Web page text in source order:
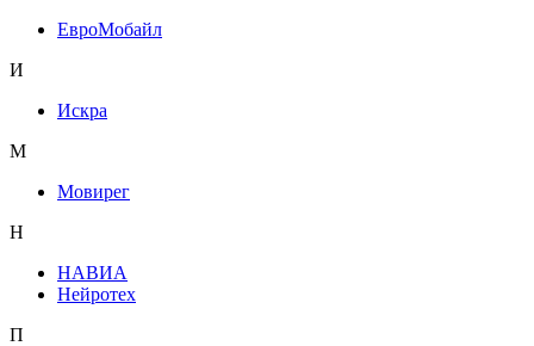
ЕвроМобайл
И
Искра
М
Мовирег
Н
НАВИА
Нейротех
П